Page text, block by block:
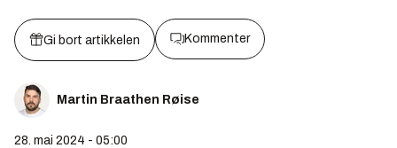
Gi bort artikkelen Kommenter
Martin Braathen Røise
28. mai 2024 - 05:00